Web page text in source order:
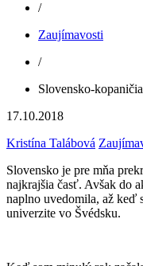
/
Zaujímavosti
/
Slovensko-
17.10.2018
Kristína Talábová
Slovensko je pre mňa
najkrajšia časť. Avšak do
naplno uvedomila, až keď
univerzite vo Švédsku.